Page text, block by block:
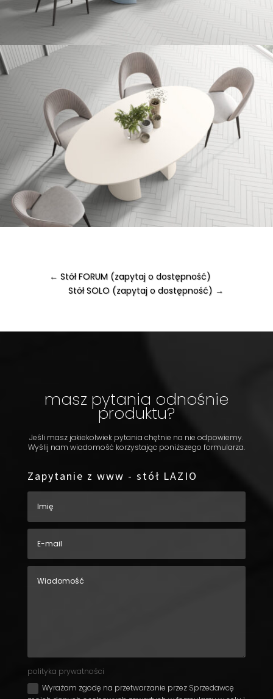
← Stół FORUM (zapytaj o dostępność)
Stół SOLO (zapytaj o dostępność) →
masz pytania odnośnie
produktu?
Jeśli masz jakiekolwiek pytania chętnie na nie odpowiemy.
Wyślij nam wiadomość korzystając poniższego formularza.
Zapytanie z www - stół LAZIO
polityka prywatności
Wyrażam zgodę na przetwarzanie przez Sprzedawcę